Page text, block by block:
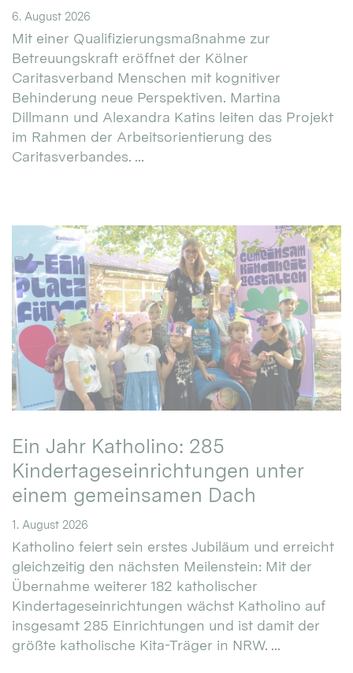
6. August 2026
Mit einer Qualifizierungsmaßnahme zur
Betreuungskraft eröffnet der Kölner
Caritasverband Menschen mit kognitiver
Behinderung neue Perspektiven. Martina
Dillmann und Alexandra Katins leiten das Projekt
im Rahmen der Arbeitsorientierung des
Caritasverbandes. ...
Ein Jahr Katholino: 285
Kindertageseinrichtungen unter
einem gemeinsamen Dach
1. August 2026
Katholino feiert sein erstes Jubiläum und erreicht
gleichzeitig den nächsten Meilenstein: Mit der
Übernahme weiterer 182 katholischer
Kindertageseinrichtungen wächst Katholino auf
insgesamt 285 Einrichtungen und ist damit der
größte katholische Kita-Träger in NRW. ...